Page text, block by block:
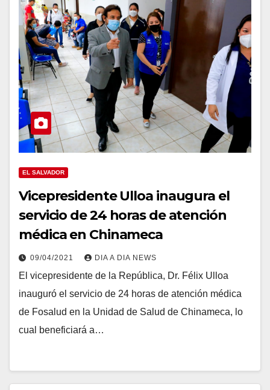
EL SALVADOR
Vicepresidente Ulloa inaugura el
servicio de 24 horas de atención
médica en Chinameca
09/04/2021 DIA A DIA NEWS
El vicepresidente de la República, Dr. Félix Ulloa
inauguró el servicio de 24 horas de atención médica
de Fosalud en la Unidad de Salud de Chinameca, lo
cual beneficiará a…